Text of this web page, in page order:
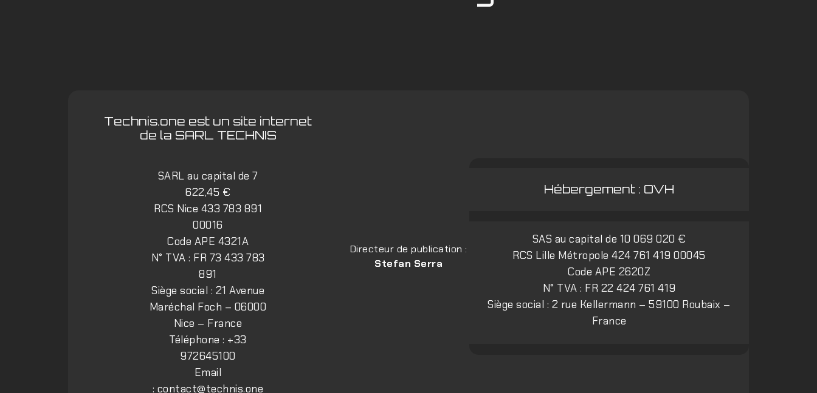
Technis.one est un site internet
de la SARL TECHNIS
SARL au capital de 7
622,45 €
RCS Nice 433 783 891
00016
Code APE 4321A
N° TVA : FR 73 433 783
891
Siège social : 21 Avenue
Maréchal Foch – 06000
Nice – France
Téléphone : +33
972645100
Email
: contact@technis.one
Directeur de publication :
Stefan Serra
Hébergement : OVH
SAS au capital de 10 069 020 €
RCS Lille Métropole 424 761 419 00045
Code APE 2620Z
N° TVA : FR 22 424 761 419
Siège social : 2 rue Kellermann – 59100 Roubaix –
France